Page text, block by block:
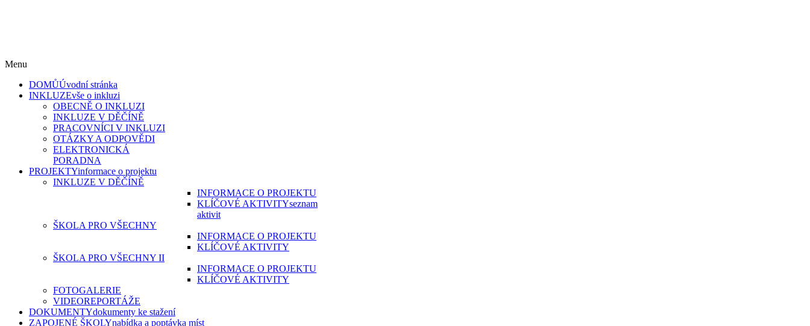
Menu
DOMŮÚvodní stránka
INKLUZEvše o inkluzi
OBECNĚ O INKLUZI
INKLUZE V DĚČÍNĚ
PRACOVNÍCI V INKLUZI
OTÁZKY A ODPOVĚDI
ELEKTRONICKÁ
PORADNA
PROJEKTYinformace o projektu
INKLUZE V DĚČÍNĚ
INFORMACE O PROJEKTU
KLÍČOVÉ AKTIVITYseznam
aktivit
ŠKOLA PRO VŠECHNY
INFORMACE O PROJEKTU
KLÍČOVÉ AKTIVITY
ŠKOLA PRO VŠECHNY II
INFORMACE O PROJEKTU
KLÍČOVÉ AKTIVITY
FOTOGALERIE
VIDEOREPORTÁŽE
DOKUMENTYdokumenty ke stažení
ZAPOJENÉ ŠKOLYnabídka a poptávka míst